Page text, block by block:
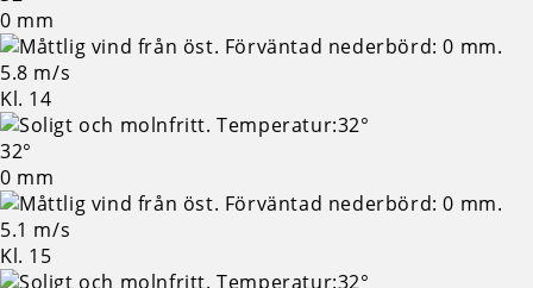
0 mm
5.8 m/s
Kl. 14
32°
0 mm
5.1 m/s
Kl. 15